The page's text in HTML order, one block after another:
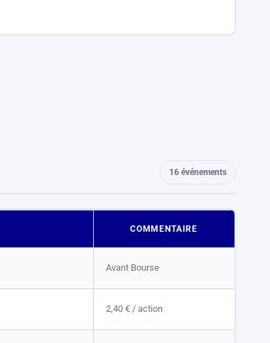
16 événements
COMMENTAIRE
Avant Bourse
2,40 € / action